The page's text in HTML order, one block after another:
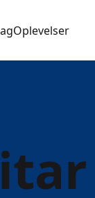
Oplevelser